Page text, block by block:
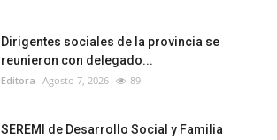
Dirigentes sociales de la provincia se
reunieron con delegado...
Editora Agosto 7, 2026 89
SEREMI de Desarrollo Social y Familia